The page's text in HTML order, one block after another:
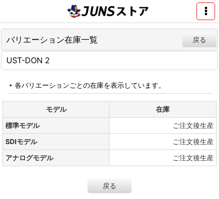
バリエーション在庫一覧 戻る
UST-DON 2
各バリエーションごとの在庫を表示しています。
モデル
在庫
標準モデル
ご注文後生産
SDIモデル
ご注文後生産
アナログモデル
ご注文後生産
戻る